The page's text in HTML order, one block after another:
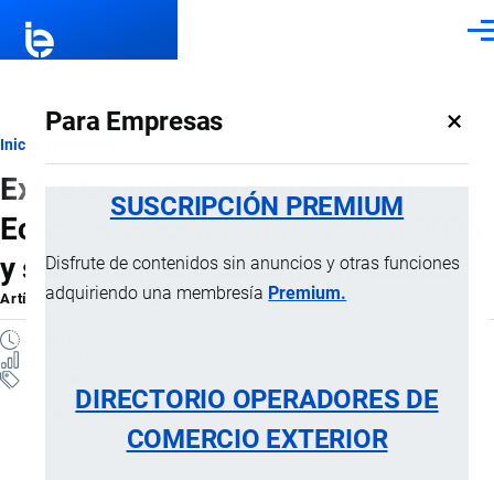
Para Empresas ×
SUSCRIPCIÓN PREMIUM
Disfrute de contenidos sin anuncios y otras funciones
adquiriendo una membresía Premium.
DIRECTORIO OPERADORES DE
COMERCIO EXTERIOR
Ruta
de
navegación
Inicio
Exportaciones no petroleras de
Ecuador crecen con fuerza en 2025
y sostienen la economía nacional
ArtículoporJaime Mise, 15 Diciembre, 2025
Exportaciones